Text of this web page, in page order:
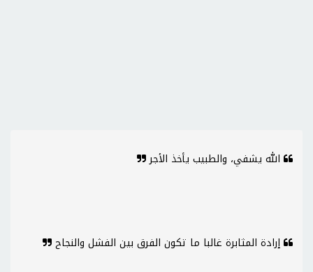
الله يشفي، والطبيب يأخذ الأجر
إرادة المثابرة غالبا ما تكون الفرق بين الفشل والنجاح